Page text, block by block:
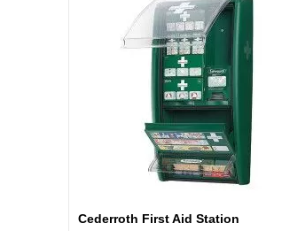
Cederroth First Aid Station